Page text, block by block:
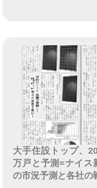
大手住設トップ、
万戸と予測=ナイス
の市況予測と各社の